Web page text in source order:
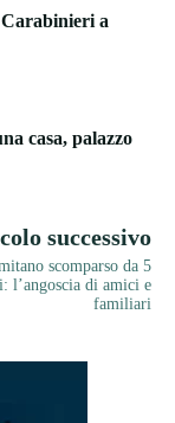
a
casa, palazzo
successivo
scomparso da 5
l’angoscia di amici e
familiari